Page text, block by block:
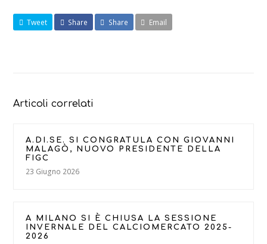
Tweet Share Share Email
Articoli correlati
A.DI.SE. SI CONGRATULA CON GIOVANNI
MALAGÒ, NUOVO PRESIDENTE DELLA
FIGC
23 Giugno 2026
A MILANO SI È CHIUSA LA SESSIONE
INVERNALE DEL CALCIOMERCATO 2025-
2026